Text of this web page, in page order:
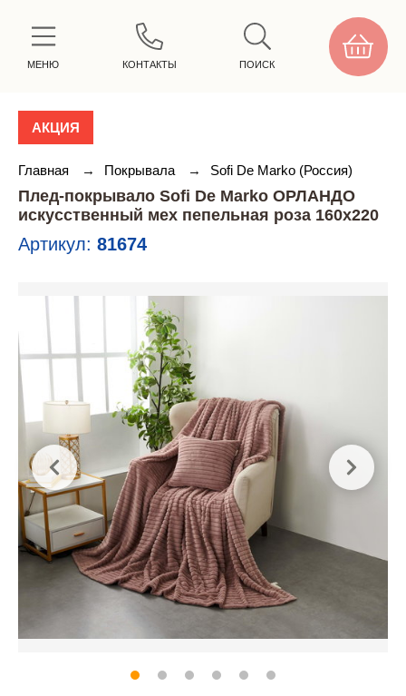
МЕНЮ КОНТАКТЫ ПОИСК
АКЦИЯ
Главная → Покрывала → Sofi De Marko (Россия)
Плед-покрывало Sofi De Marko ОРЛАНДО
искусственный мех пепельная роза 160х220
Артикул: 81674